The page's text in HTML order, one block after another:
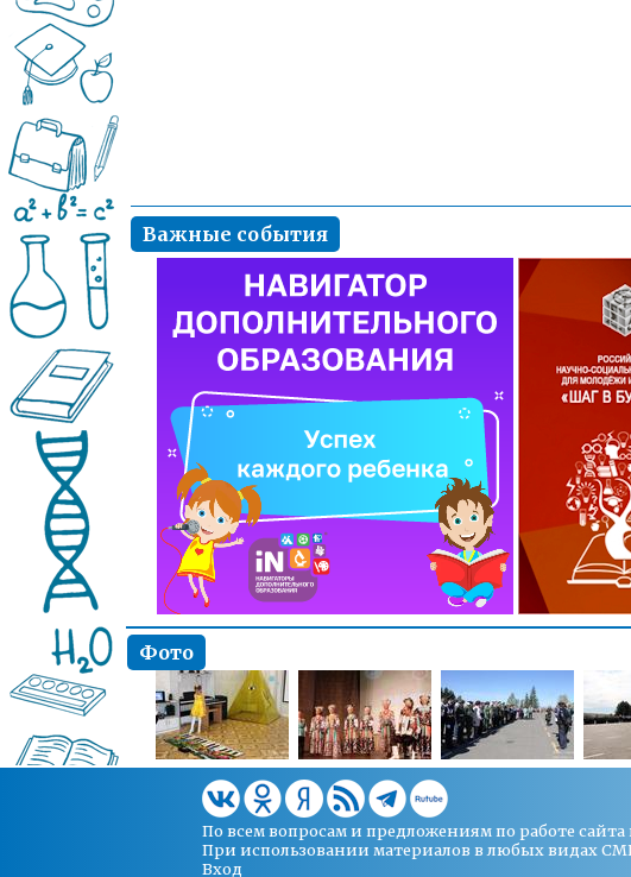
Важные события
Фото
По всем вопросам и предложениям по работе
При использовании материалов в любых видах
Вход